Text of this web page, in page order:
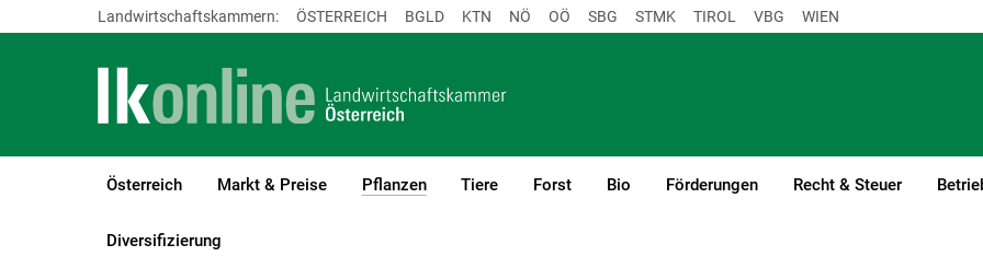
Landwirtschaftskammern: ÖSTERREICH BGLD KTN NÖ OÖ SBG STMK TIROL VBG WIEN
Österreich Markt & Preise Pflanzen
(current)1
Tiere Forst Bio Förderungen Recht & Steuer
Diversifizierung
LK Österreich Pflanzen